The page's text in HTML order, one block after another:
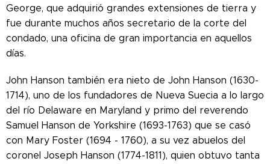
George, que adquirió grandes extensiones de tierra y
fue durante muchos años secretario de la corte del
condado, una oficina de gran importancia en aquellos
días.
John Hanson también era nieto de John Hanson (1630-
1714), uno de los fundadores de Nueva Suecia a lo largo
del río Delaware en Maryland y primo del reverendo
Samuel Hanson de Yorkshire (1693-1763) que se casó
con Mary Foster (1694 - 1760), a su vez abuelos del
coronel Joseph Hanson (1774-1811), quien obtuvo tanta